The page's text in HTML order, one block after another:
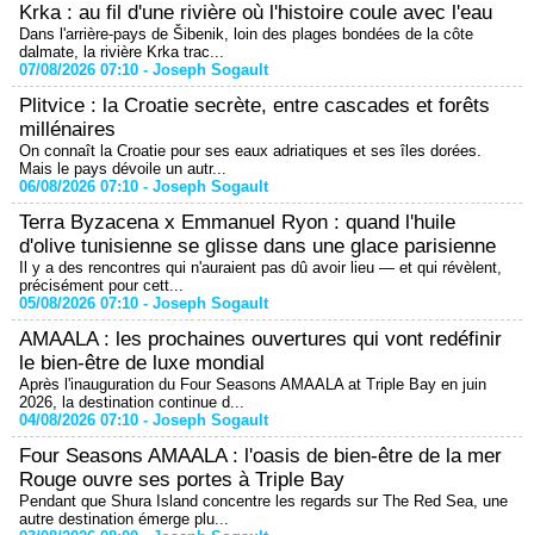
Krka : au fil d'une rivière où l'histoire coule avec l'eau
Dans l'arrière-pays de Šibenik, loin des plages bondées de la côte
dalmate, la rivière Krka trac...
07/08/2026 07:10 - Joseph Sogault
Plitvice : la Croatie secrète, entre cascades et forêts
millénaires
On connaît la Croatie pour ses eaux adriatiques et ses îles dorées.
Mais le pays dévoile un autr...
06/08/2026 07:10 - Joseph Sogault
Terra Byzacena x Emmanuel Ryon : quand l'huile
d'olive tunisienne se glisse dans une glace parisienne
Il y a des rencontres qui n'auraient pas dû avoir lieu — et qui révèlent,
précisément pour cett...
05/08/2026 07:10 - Joseph Sogault
AMAALA : les prochaines ouvertures qui vont redéfinir
le bien-être de luxe mondial
Après l'inauguration du Four Seasons AMAALA at Triple Bay en juin
2026, la destination continue d...
04/08/2026 07:10 - Joseph Sogault
Four Seasons AMAALA : l'oasis de bien-être de la mer
Rouge ouvre ses portes à Triple Bay
Pendant que Shura Island concentre les regards sur The Red Sea, une
autre destination émerge plu...